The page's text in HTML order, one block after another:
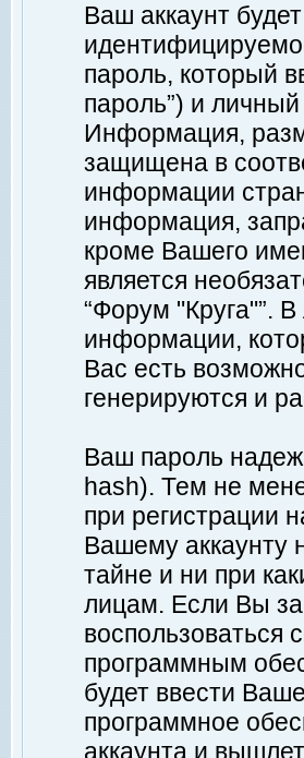
Ваш аккаунт
пароль, который
пароль”) и
Информация,
защищена в
информации
информация,
кроме Вашего
является
“Форум "Круга"”.
информации,
Вас есть
генерируются и
Ваш пароль
hash). Тем не
при регистрации
Вашему аккаунту
тайне и ни при
лицам. Если Вы
воспользоваться
программным
будет ввести
программное
аккаунта и